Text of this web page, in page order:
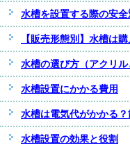
水槽を設置する際の安全
【販売形態別】水槽は
水槽の選び方（アクリル
水槽設置にかかる費用
水槽は電気代がかかる
水槽設置の効果と役割